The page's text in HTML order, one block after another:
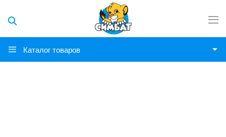
Каталог товаров